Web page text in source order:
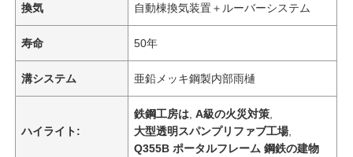
換気 自動棟換気装置＋ルーバーシステム
寿命 50年
溝システム 亜鉛メッキ鋼製内部雨樋
ハイライト:
鉄鋼工房は ,A級の火災対策
大型透明スパンプリファブ工場,
Q355B ポータルフレーム 鋼鉄の建物